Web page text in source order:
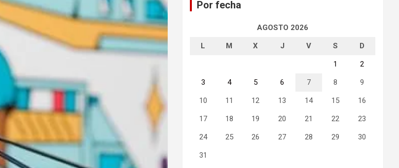
Por fecha
AGOSTO 2026
L M X J V S D
1 2
3 4 5 6 7 8 9
10 11 12 13 14 15 16
17 18 19 20 21 22 23
24 25 26 27 28 29 30
31